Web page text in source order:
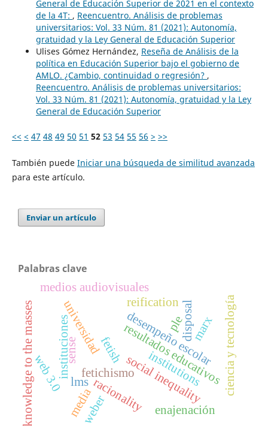
General de Educación Superior de 2021 en el contexto
de la 4T: , Reencuentro. Análisis de problemas
universitarios: Vol. 33 Núm. 81 (2021): Autonomía,
gratuidad y la Ley General de Educación Superior
Ulises Gómez Hernández, Reseña de Análisis de la
política en Educación Superior bajo el gobierno de
AMLO. ¿Cambio, continuidad o regresión? ,
Reencuentro. Análisis de problemas universitarios:
Vol. 33 Núm. 81 (2021): Autonomía, gratuidad y la Ley
General de Educación Superior
<< < 47 48 49 50 51 52 53 54 55 56 > >>
También puede Iniciar una búsqueda de similitud avanzada
para este artículo.
Enviar un artículo
Palabras clave
universidad
fetichismoresultados educativos
desempeño escolar
social inequality
racionality
weber
institutions
instituciones fetish
disposal
reification
enajenación
marx
media
medios audiovisuales
ciencia y tecnología
ple
lms
web 3.0
knowledge to the masses sense